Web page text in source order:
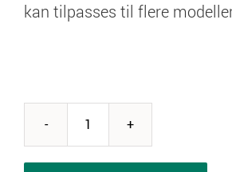
kan tilpasses til flere
Lygteplade
u